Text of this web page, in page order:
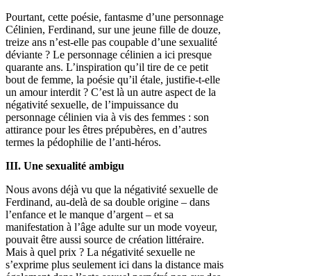
Pourtant, cette poésie, fantasme d’une personnage
Célinien, Ferdinand, sur une jeune fille de douze,
treize ans n’est-elle pas coupable d’une sexualité
déviante ? Le personnage célinien a ici presque
quarante ans. L’inspiration qu’il tire de ce petit
bout de femme, la poésie qu’il étale, justifie-t-elle
un amour interdit ? C’est là un autre aspect de la
négativité sexuelle, de l’impuissance du
personnage célinien via à vis des femmes : son
attirance pour les êtres prépubères, en d’autres
termes la pédophilie de l’anti-héros.
III. Une sexualité ambigu
Nous avons déjà vu que la négativité sexuelle de
Ferdinand, au-delà de sa double origine – dans
l’enfance et le manque d’argent – et sa
manifestation à l’âge adulte sur un mode voyeur,
pouvait être aussi source de création littéraire.
Mais à quel prix ? La négativité sexuelle ne
s’exprime plus seulement ici dans la distance mais